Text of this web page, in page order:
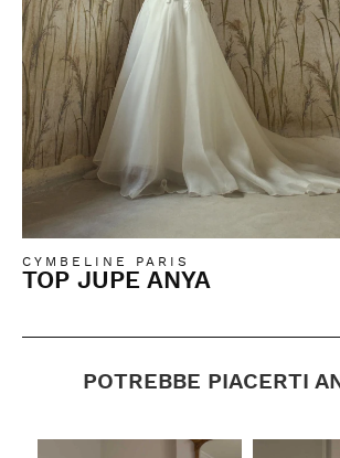
CYMBELINE PARIS
TOP JUPE ANYA
POTREBBE PIACERTI